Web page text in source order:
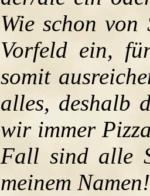
Wie schon von
Vorfeld ein,
somit
alles, deshalb
wir immer
Fall sind alle
meinem Namen!